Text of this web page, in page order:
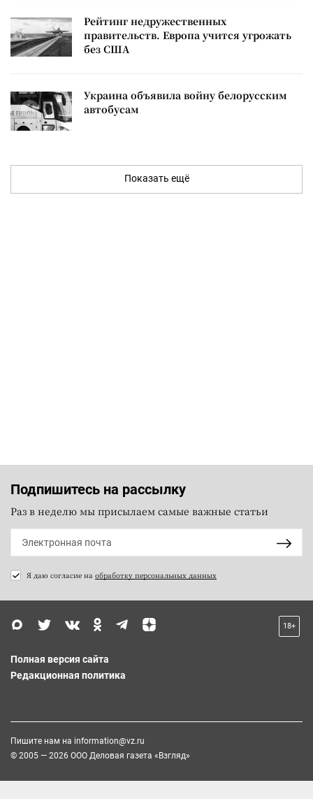
Рейтинг недружественных
правительств. Европа учится угрожать
без США
Украина объявила войну белорусским
автобусам
Показать ещё
Подпишитесь на рассылку
Раз в неделю мы присылаем самые важные статьи
Я даю согласие на обработку персональных данных
18+
Полная версия сайта
Редакционная политика
Пишите нам на information@vz.ru
© 2005 — 2026 ООО Деловая газета «Взгляд»